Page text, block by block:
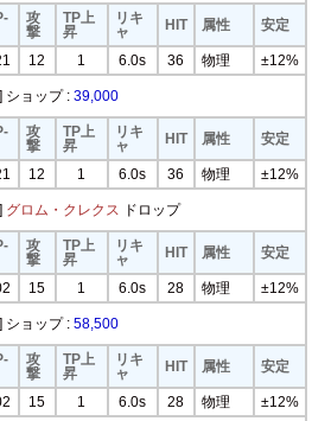
攻
撃
TP上
昇
リキ
ャ
HIT 属性 安定
12 1 6.0s 36 物理 ±12%
ショップ : 39,000
攻
撃
TP上
昇
リキ
ャ
HIT 属性 安定
12 1 6.0s 36 物理 ±12%
グロム・クレクス ドロップ
攻
撃
TP上
昇
リキ
ャ
HIT 属性 安定
15 1 6.0s 28 物理 ±12%
ショップ : 58,500
攻
撃
TP上
昇
リキ
ャ
HIT 属性 安定
15 1 6.0s 28 物理 ±12%